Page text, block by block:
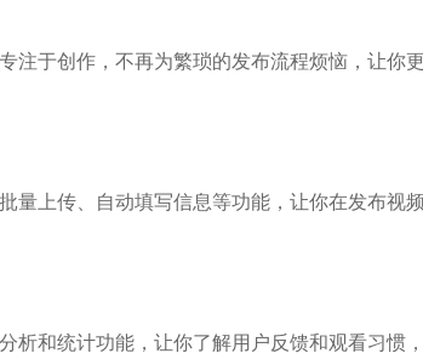
注于创作，不再为繁琐的发布流程烦恼，让你
量上传、自动填写信息等功能，让你在发布视
析和统计功能，让你了解用户反馈和观看习惯